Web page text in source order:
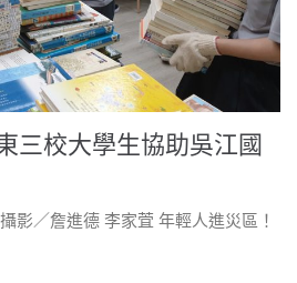
三校大學生協助吳江國
影／詹進德 李家萓 年輕人進災區！